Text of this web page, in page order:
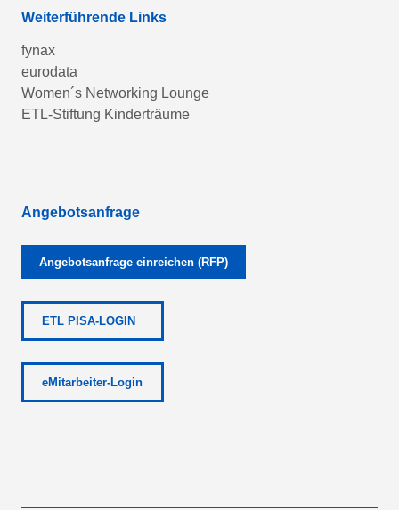
Weiterführende Links
fynax
eurodata
Women´s Networking Lounge
ETL-Stiftung Kinderträume
Angebotsanfrage
Angebotsanfrage einreichen (RFP)
ETL PISA-LOGIN
eMitarbeiter-Login